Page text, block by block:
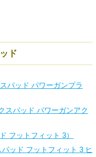
ド
パッド パワーガンプラ
スパッド パワーガンアク
フットフィット 3）
ッド フットフィット 3 ヒ